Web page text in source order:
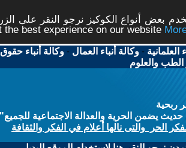
بعض أنواع الكوكيز نرجو النقر على
best experience on our website
العلمانية -وكالة أنباء العمال -وكالة أنباء
الطب والعلوم
ربحية
يضمن الحرية والعدالة الاجتماعية للجميع"
الحر والتى نالها أعلام في الفكر والثقافة